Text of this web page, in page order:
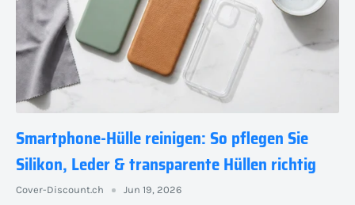
Smartphone-Hülle reinigen: So pflegen Sie
Silikon, Leder & transparente Hüllen richtig
Cover-Discount.ch Jun 19, 2026